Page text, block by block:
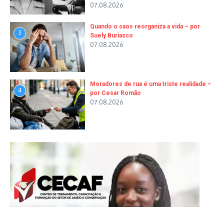
07.08.2026
3
Quando o caos reorganiza a vida – por
Suely Buriasco
07.08.2026
4
Moradores de rua é uma triste realidade –
por Cesar Romão
07.08.2026